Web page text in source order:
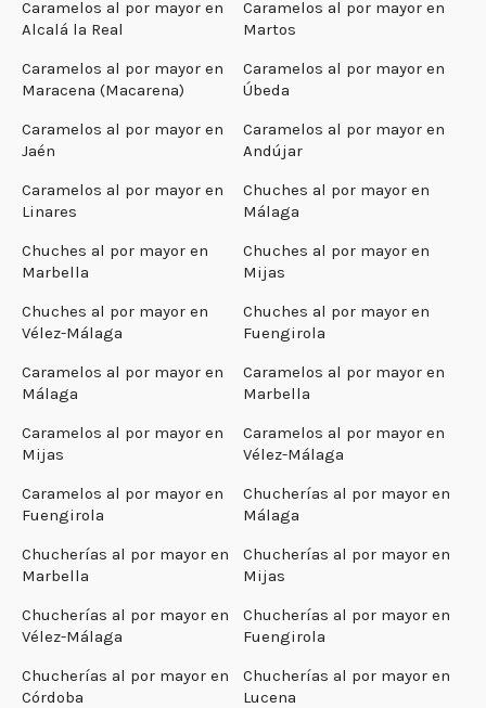
Caramelos al por mayor en
Alcalá la Real
Caramelos al por mayor en
Martos
Caramelos al por mayor en
Maracena (Macarena)
Caramelos al por mayor en
Úbeda
Caramelos al por mayor en
Jaén
Caramelos al por mayor en
Andújar
Caramelos al por mayor en
Linares
Chuches al por mayor en
Málaga
Chuches al por mayor en
Marbella
Chuches al por mayor en
Mijas
Chuches al por mayor en
Vélez-Málaga
Chuches al por mayor en
Fuengirola
Caramelos al por mayor en
Málaga
Caramelos al por mayor en
Marbella
Caramelos al por mayor en
Mijas
Caramelos al por mayor en
Vélez-Málaga
Caramelos al por mayor en
Fuengirola
Chucherías al por mayor en
Málaga
Chucherías al por mayor en
Marbella
Chucherías al por mayor en
Mijas
Chucherías al por mayor en
Vélez-Málaga
Chucherías al por mayor en
Fuengirola
Chucherías al por mayor en
Córdoba
Chucherías al por mayor en
Lucena